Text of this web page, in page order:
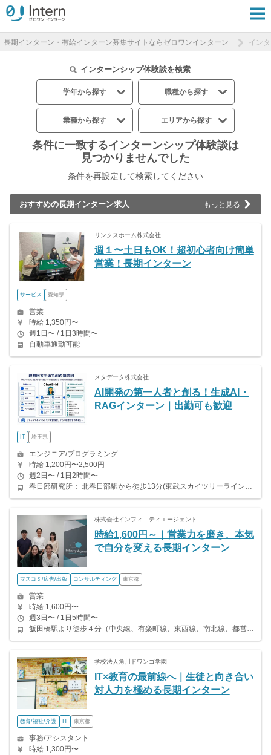
長期インターン・有給インターン募集サイトならゼロワンインターン イン
インターンシップ体験談を検索
学年から探す 職種から探す
業種から探す エリアから探す
条件に一致するインターンシップ体験談は
見つかりませんでした
条件を再設定して検索してください
おすすめの長期インターン求人 もっと見る
リンクスホーム株式会社
週１〜土日もOK！超初心者向け簡単
営業！長期インターン
サービス 愛知県
営業
時給 1,350円〜
週1日〜 / 1日3時間〜
自動車通勤可能
メタデータ株式会社
AI開発の第一人者と創る！生成AI・
RAGインターン｜出勤可も歓迎
IT 埼玉県
エンジニア/プログラミング
時給 1,200円〜2,500円
週2日〜 / 1日2時間〜
春日部研究所： 北春日部駅から徒歩13分(東武スカイツリーライン) 訪問先の川崎等は別途ご連絡。
株式会社インフィニティエージェント
時給1,600円～｜営業力を磨き、本気
で自分を変える長期インターン
マスコミ/広告/出版 コンサルティング 東京都
営業
時給 1,600円〜
週3日〜 / 1日5時間〜
飯田橋駅より徒歩４分（中央線、有楽町線、東西線、南北線、都営大江戸線） 九段下駅より徒歩４分（東西線、半蔵門線、都営新宿線） ◎飯田橋駅から徒歩4分の好立地で通勤もラクラクです♪
学校法人角川ドワンゴ学園
IT×教育の最前線へ｜生徒と向き合い
対人力を極める長期インターン
教育/福祉/介護 IT 東京都
事務/アシスタント
時給 1,300円〜